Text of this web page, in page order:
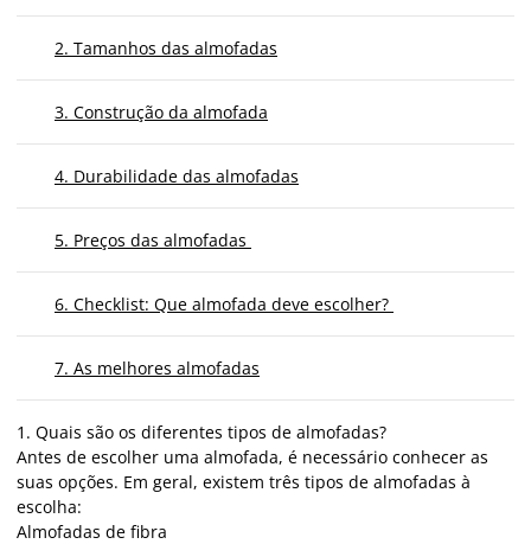
2. Tamanhos das almofadas
3. Construção da almofada
4. Durabilidade das almofadas
5. Preços das almofadas
6. Checklist: Que almofada deve escolher?
7. As melhores almofadas
1. Quais são os diferentes tipos de almofadas?
Antes de escolher uma almofada, é necessário conhecer as
suas opções. Em geral, existem três tipos de almofadas à
escolha:
Almofadas de fibra